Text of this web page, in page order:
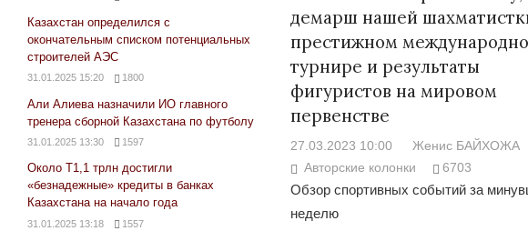
демарш нашей
престижном
турнире и результаты
фигуристов на мировом
первенстве
27.03.2023 10:00
Женис БАЙХОЖА
Авторские колонки
6703
Обзор спортивных событий за
неделю
Казахстан определился с
окончательным списком потенциальных
строителей АЭС
31.01.2025 15:20 1800
Али Алиева назначили ИО главного
тренера сборной Казахстана по футболу
31.01.2025 13:30 1597
Около Т1,1 трлн достигли
«безнадежные» кредиты в банках
Казахстана на начало года
31.01.2025 13:18 1557